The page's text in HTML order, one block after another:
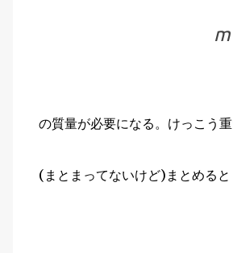
の質量が必要になる。けっこう重
(まとまってないけど)まとめると